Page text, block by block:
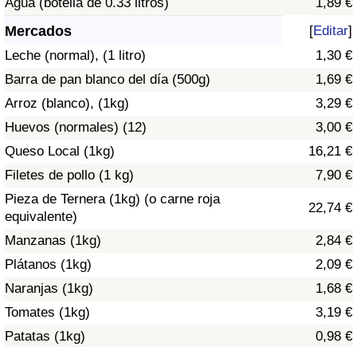
Agua (botella de 0.33 litros)
1,89 €
Mercados [Editar]
Leche (normal), (1 litro)
1,30 €
Barra de pan blanco del día (500g)
1,69 €
Arroz (blanco), (1kg)
3,29 €
Huevos (normales) (12)
3,00 €
Queso Local (1kg)
16,21 €
Filetes de pollo (1 kg)
7,90 €
Pieza de Ternera (1kg) (o carne roja
equivalente)
22,74 €
Manzanas (1kg)
2,84 €
Plátanos (1kg)
2,09 €
Naranjas (1kg)
1,68 €
Tomates (1kg)
3,19 €
Patatas (1kg)
0,98 €
Índice de criminalidad por país
Sanidad
Índice de Sanidad (Actual)
Índice de Sanidad
Índice de Sanidad por País
Contaminación
Índice de Contaminación (Actual)
Índice de contaminación